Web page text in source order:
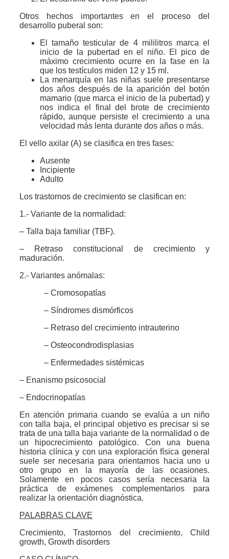
Otros hechos importantes en el proceso del
desarrollo puberal son:
El tamaño testicular de 4 mililitros marca el
inicio de la pubertad en el niño. El pico de
máximo crecimiento ocurre en la fase en la
que los testículos miden 12 y 15 ml.
La menarquía en las niñas suele presentarse
dos años después de la aparición del botón
mamario (que marca el inicio de la pubertad) y
nos indica el final del brote de crecimiento
rápido, aunque persiste el crecimiento a una
velocidad más lenta durante dos años o más.
El vello axilar (A) se clasifica en tres fases:
Ausente
Incipiente
Adulto
Los trastornos de crecimiento se clasifican en:
1.- Variante de la normalidad:
– Talla baja familiar (TBF).
– Retraso constitucional de crecimiento y
maduración.
2.- Variantes anómalas:
– Cromosopatías
– Síndromes dismórficos
– Retraso del crecimiento intrauterino
– Osteocondrodisplasias
– Enfermedades sistémicas
– Enanismo psicosocial
– Endocrinopatías
En atención primaria cuando se evalúa a un niño
con talla baja, el principal objetivo es precisar si se
trata de una talla baja variante de la normalidad o de
un hipocrecimiento patológico. Con una buena
historia clínica y con una exploración física general
suele ser necesaria para orientarnos hacia uno u
otro grupo en la mayoría de las ocasiones.
Solamente en pocos casos sería necesaria la
práctica de exámenes complementarios para
realizar la orientación diagnóstica.
PALABRAS CLAVE
Crecimiento, Trastornos del crecimiento, Child
growth, Growth disorders